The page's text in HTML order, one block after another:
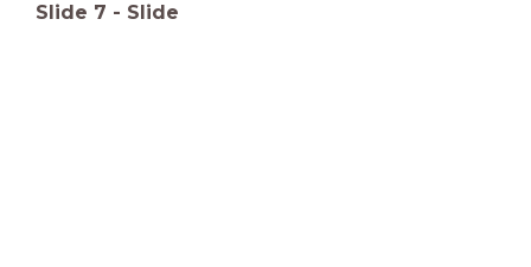
Slide 7 - Slide